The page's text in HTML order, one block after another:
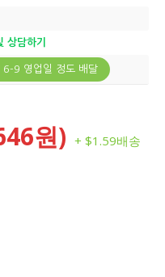
상담하기
6-9 영업일 정도 배달
원) + $1.59배송